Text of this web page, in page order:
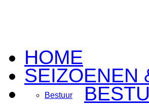
HOME
SEIZOENEN
Bestuur